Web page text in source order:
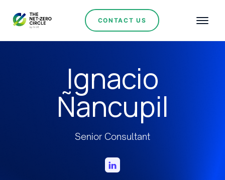
CONTACT US
Ignacio
Ñancupil
Senior Consultant